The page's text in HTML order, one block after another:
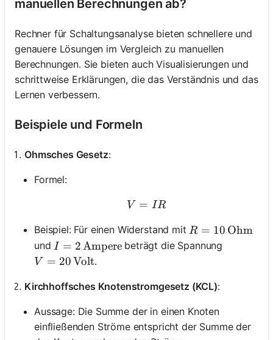
manuellen Berechnungen ab?
Rechner für Schaltungsanalyse bieten schnellere und
genauere Lösungen im Vergleich zu manuellen
Berechnungen. Sie bieten auch Visualisierungen und
schrittweise Erklärungen, die das Verständnis und das
Lernen verbessern.
Beispiele und Formeln
Ohmsches Gesetz:
Formel:
V = IR
V = IR
Beispiel: Für einen Widerstand mit R = 10 \,
R = 10 Ohm
und I = 2 \, \text{Ampere}
I = 2Amperebeträgt die Spannung
V = 20 \, \text{Volt}
V = 20Volt.
Kirchhoffsches Knotenstromgesetz (KCL):
Aussage: Die Summe der in einen Knoten
einfließenden Ströme entspricht der Summe der